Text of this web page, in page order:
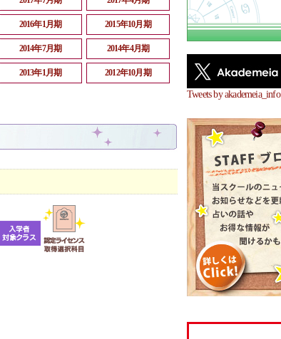
Tweets by akademeia_info
2016年1月期 2015年10月期
2014年7月期 2014年4月期
2013年1月期 2012年10月期